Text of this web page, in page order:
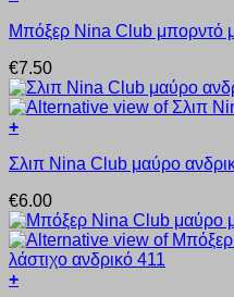
προϊόντος
επιλογές
να
επιλεγούν
στη
σελίδα
του
προϊόντος
€19.45
το
έχει
πολλαπλές
παραλλαγές.
Οι
μπορούν
επιλεγούν
στη
σελίδα
του
προϊόντος
Μπόξερ Nina Club μπορντό
€7.50
+
το
έχει
πολλαπλές
παραλλαγές.
Οι
επιλογές
Σλιπ Nina Club μαύρο
€6.00
+